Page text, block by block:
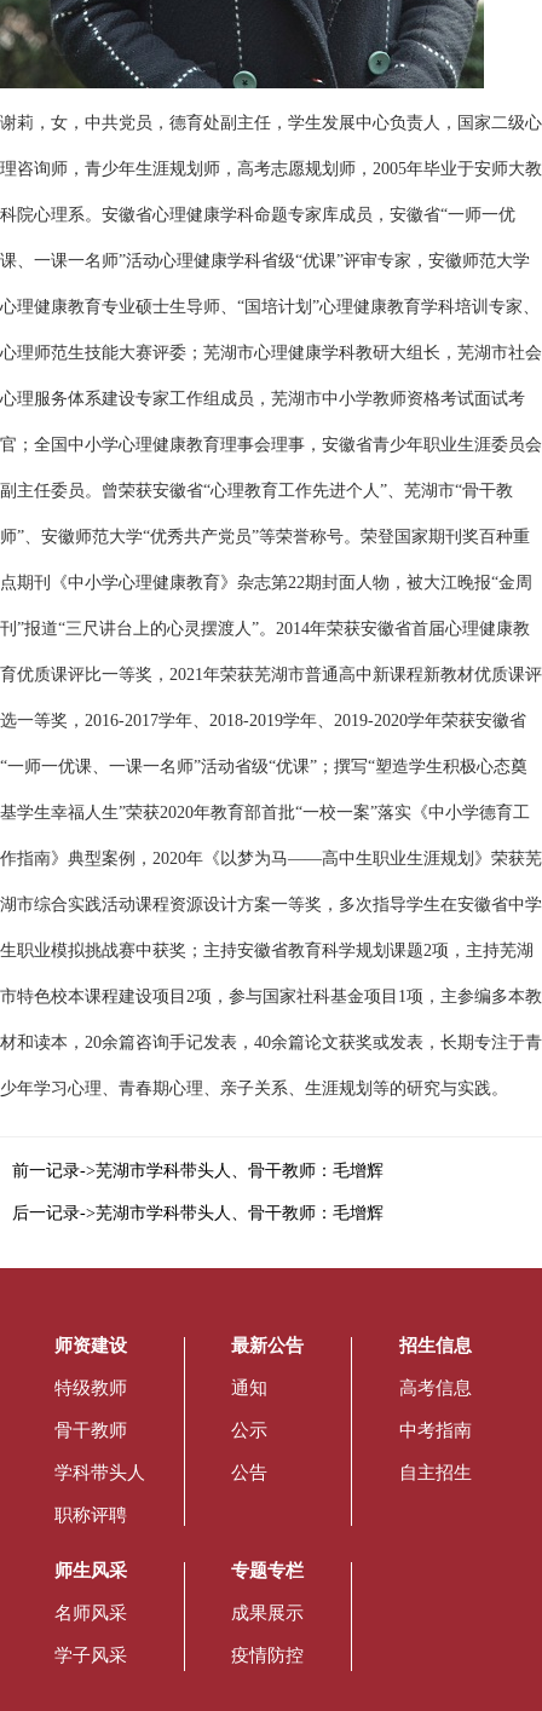
谢莉，女，中共党员，德育处副主任，学生发展中心负责人，国家二级心
理咨询师，青少年生涯规划师，高考志愿规划师，2005年毕业于安师大教
科院心理系。安徽省心理健康学科命题专家库成员，安徽省“一师一优
课、一课一名师”活动心理健康学科省级“优课”评审专家，安徽师范大学
心理健康教育专业硕士生导师、“国培计划”心理健康教育学科培训专家、
心理师范生技能大赛评委；芜湖市心理健康学科教研大组长，芜湖市社会
心理服务体系建设专家工作组成员，芜湖市中小学教师资格考试面试考
官；全国中小学心理健康教育理事会理事，安徽省青少年职业生涯委员会
副主任委员。曾荣获安徽省“心理教育工作先进个人”、芜湖市“骨干教
师”、安徽师范大学“优秀共产党员”等荣誉称号。荣登国家期刊奖百种重
点期刊《中小学心理健康教育》杂志第22期封面人物，被大江晚报“金周
刊”报道“三尺讲台上的心灵摆渡人”。2014年荣获安徽省首届心理健康教
育优质课评比一等奖，2021年荣获芜湖市普通高中新课程新教材优质课评
选一等奖，2016-2017学年、2018-2019学年、2019-2020学年荣获安徽省
“一师一优课、一课一名师”活动省级“优课”；撰写“塑造学生积极心态奠
基学生幸福人生”荣获2020年教育部首批“一校一案”落实《中小学德育工
作指南》典型案例，2020年《以梦为马——高中生职业生涯规划》荣获芜
湖市综合实践活动课程资源设计方案一等奖，多次指导学生在安徽省中学
生职业模拟挑战赛中获奖；主持安徽省教育科学规划课题2项，主持芜湖
市特色校本课程建设项目2项，参与国家社科基金项目1项，主参编多本教
材和读本，20余篇咨询手记发表，40余篇论文获奖或发表，长期专注于青
少年学习心理、青春期心理、亲子关系、生涯规划等的研究与实践。
前一记录->芜湖市学科带头人、骨干教师：毛增辉
后一记录->芜湖市学科带头人、骨干教师：毛增辉
师资建设
特级教师
骨干教师
学科带头人
职称评聘
最新公告
通知
公示
公告
招生信息
高考信息
中考指南
自主招生
师生风采
名师风采
学子风采
专题专栏
成果展示
疫情防控